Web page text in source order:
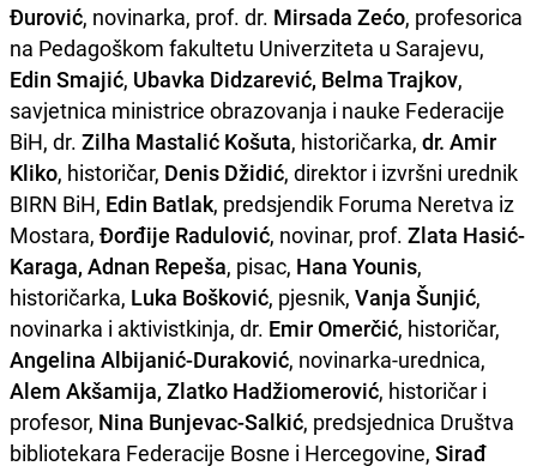
Đurović, novinarka, prof. dr. Mirsada Zećo, profesorica
na Pedagoškom fakultetu Univerziteta u Sarajevu,
Edin Smajić, Ubavka Didzarević, Belma Trajkov,
savjetnica ministrice obrazovanja i nauke Federacije
BiH, dr. Zilha Mastalić Košuta, historičarka, dr. Amir
Kliko, historičar, Denis Džidić, direktor i izvršni urednik
BIRN BiH, Edin Batlak, predsjendik Foruma Neretva iz
Mostara, Đorđije Radulović, novinar, prof. Zlata Hasić-
Karaga, Adnan Repeša, pisac, Hana Younis,
historičarka, Luka Bošković, pjesnik, Vanja Šunjić,
novinarka i aktivistkinja, dr. Emir Omerčić, historičar,
Angelina Albijanić-Duraković, novinarka-urednica,
Alem Akšamija, Zlatko Hadžiomerović, historičar i
profesor, Nina Bunjevac-Salkić, predsjednica Društva
bibliotekara Federacije Bosne i Hercegovine, Sirađ